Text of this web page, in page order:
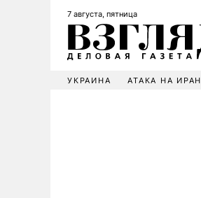
7 августа, пятница
УКРАИНА АТАКА НА ИРАН